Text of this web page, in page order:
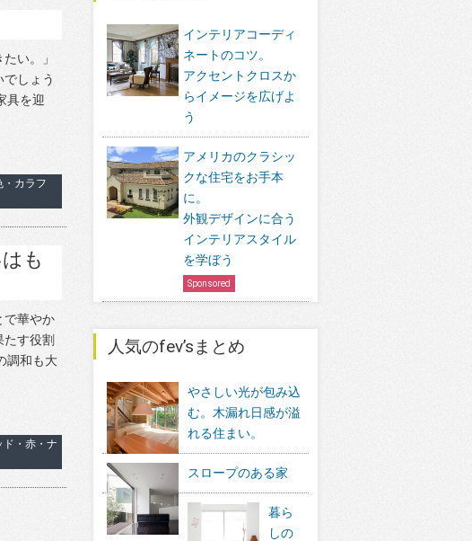
い。」
しょう
具を迎
・カラフ
も
で華やか
す役割
調和も大
ド・赤・ナ
インテリアコーディ
ネートのコツ。
アクセントクロスか
らイメージを広げよ
う
アメリカのクラシッ
クな住宅をお手本
に。
外観デザインに合う
インテリアスタイル
を学ぼう
Sponsored
人気のfev’sまとめ
やさしい光が包み込
む。木漏れ日感が溢
れる住まい。
スロープのある家
暮ら
しの